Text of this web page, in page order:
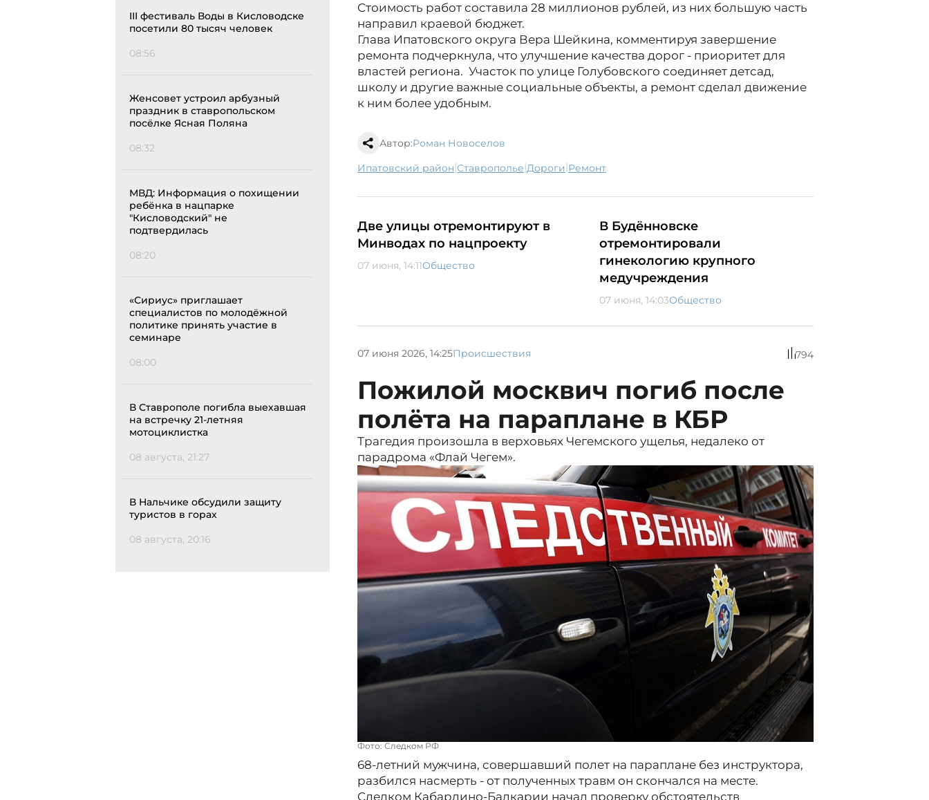
III фестиваль Воды в Кисловодске
посетили 80 тысяч человек
08:56
Женсовет устроил арбузный
праздник в ставропольском
посёлке Ясная Поляна
08:32
МВД: Информация о похищении
ребёнка в нацпарке
"Кисловодский" не
подтвердилась
08:20
«Сириус» приглашает
специалистов по молодёжной
политике принять участие в
семинаре
08:00
В Ставрополе погибла выехавшая
на встречку 21-летняя
мотоциклистка
08 августа, 21:27
В Нальчике обсудили защиту
туристов в горах
08 августа, 20:16
Стоимость работ составила 28 миллионов рублей, из них большую часть
направил краевой бюджет.
Глава Ипатовского округа Вера Шейкина, комментируя завершение
ремонта подчеркнула, что улучшение качества дорог - приоритет для
властей региона. Участок по улице Голубовского соединяет детсад,
школу и другие важные социальные объекты, а ремонт сделал движение
к ним более удобным.
Автор:Роман Новоселов
Ипатовский район| Ставрополье| дороги| ремонт
Две улицы отремонтируют в
Минводах по нацпроекту
07 июня, 14:11Общество
В Будённовске
отремонтировали
гинекологию крупного
медучреждения
07 июня, 14:03Общество
07 июня 2026, 14:25Происшествия 794
Пожилой москвич погиб после
полёта на параплане в КБР
Трагедия произошла в верховьях Чегемского ущелья, недалеко от
парадрома «Флай Чегем».
Фото: Следком РФ
68-летний мужчина, совершавший полет на параплане без инструктора,
разбился насмерть - от полученных травм он скончался на месте.
Следком Кабардино-Балкарии начал проверку обстоятельств